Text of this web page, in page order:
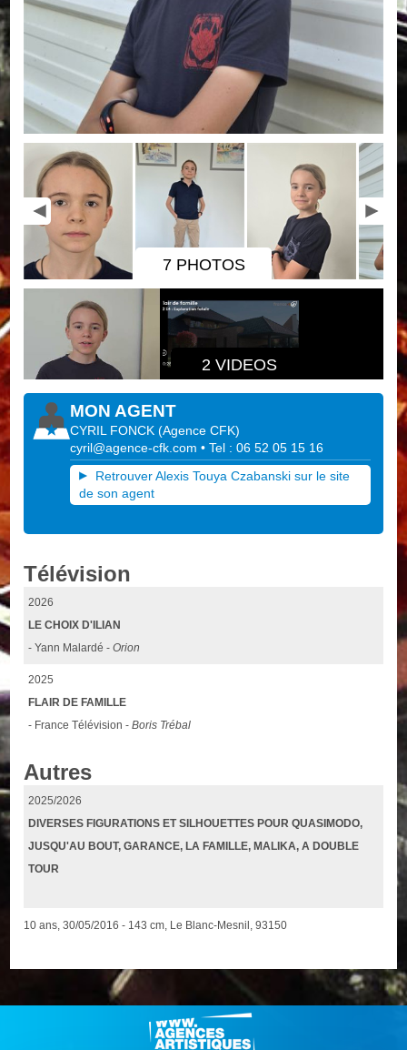
7 PHOTOS
2 VIDEOS
MON AGENT
CYRIL FONCK (Agence CFK)
cyril@agence-cfk.com • Tel : 06 52 05 15 16
Retrouver Alexis Touya Czabanski sur le site
de son agent
Télévision
2026
LE CHOIX D'ILIAN
- Yann Malardé -Orion
2025
FLAIR DE FAMILLE
- France Télévision -Boris Trébal
Autres
2025/2026
DIVERSES FIGURATIONS ET SILHOUETTES POUR QUASIMODO,
JUSQU'AU BOUT, GARANCE, LA FAMILLE, MALIKA, A DOUBLE
TOUR
10 ans, 30/05/2016 - 143 cm, Le Blanc-Mesnil, 93150